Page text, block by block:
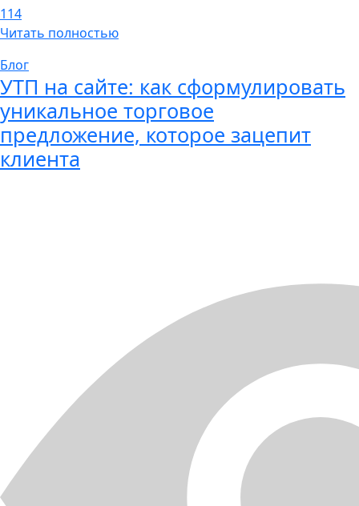
114
Читать полностью
Блог
УТП на сайте: как сформулировать
уникальное торговое
предложение, которое зацепит
клиента